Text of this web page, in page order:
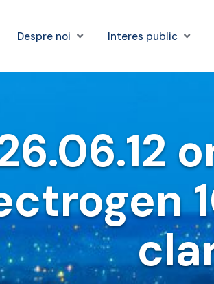
Despre noi Interes public